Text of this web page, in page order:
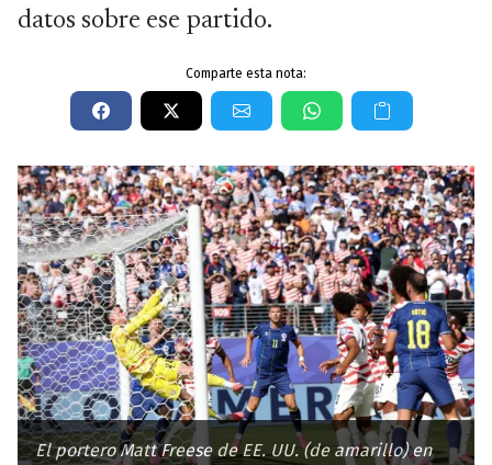
datos sobre ese partido.
Comparte esta nota:
El portero Matt Freese de EE. UU. (de amarillo) en